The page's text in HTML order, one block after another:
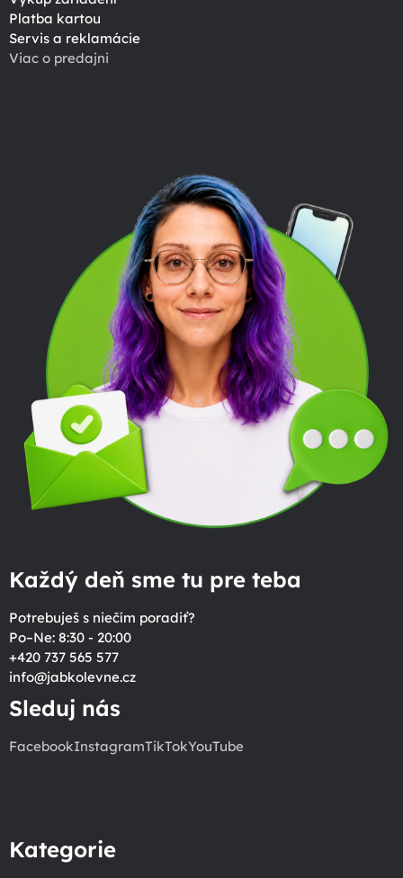
Platba kartou
Servis a reklamácie
Viac o predajni
Každý deň sme tu pre teba
Potrebuješ s niečím poradiť?
Po–Ne: 8:30 - 20:00
+420 737 565 577
info@jabkolevne.cz
Sleduj nás
FacebookInstagramTikTokYouTube
Kategorie